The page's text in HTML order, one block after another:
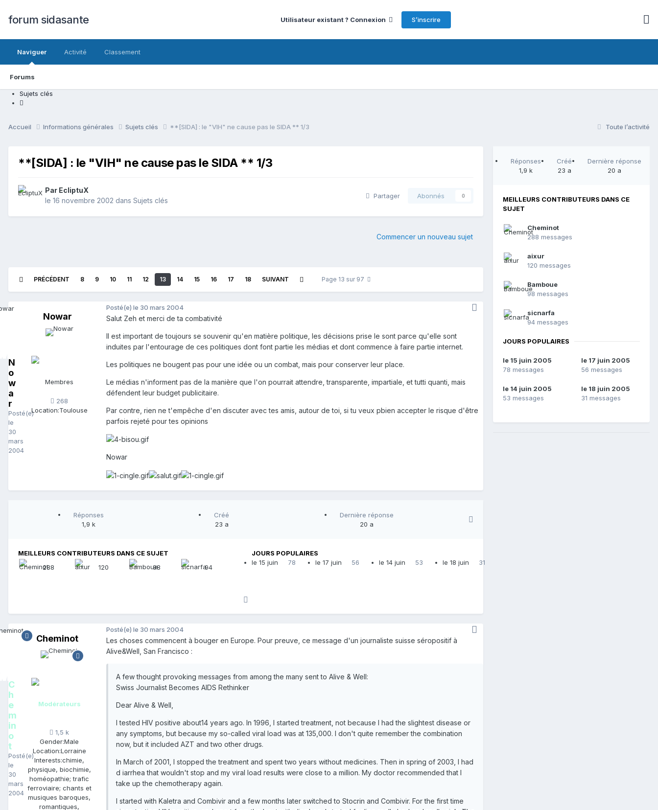
forum sidasante Utilisateur existant ? Connexion S’inscrire
Naviguer
Forums
Activité Classement
Sujets clés
Toute l’activité
Accueil Informations générales Sujets clés **[SIDA] : le "VIH" ne cause pas le SIDA ** 1/3
**[SIDA] : le "VIH" ne cause pas le SIDA ** 1/3
Par EcliptuX
le 16 novembre 2002 dans Sujets clés
Partager Abonnés 0
Commencer un nouveau sujet
PRÉCÉDENT 8 9 10 11 12 13 14 15 16 17 18 SUIVANT Page 13 sur 97
N
o
w
a
r
Posté(e)
le
30
mars
2004
Nowar
Membres
268
Location:Toulouse
Posté(e) le 30 mars 2004
Salut Zeh et merci de ta combativité
Il est important de toujours se souvenir qu'en matière politique, les décisions prise le sont parce qu'elle sont
induites par l'entourage de ces politiques dont font partie les médias et dont commence à faire partie internet.
Les politiques ne bougent pas pour une idée ou un combat, mais pour conserver leur place.
Le médias n'informent pas de la manière que l'on pourrait attendre, transparente, impartiale, et tutti quanti, mais
défendent leur budget publicitaire.
Par contre, rien ne t'empêche d'en discuter avec tes amis, autour de toi, si tu veux pbien accepter le risque d'être
parfois rejeté pour tes opinions
Nowar
Réponses
1,9 k
Créé
23 a
Dernière réponse
20 a
MEILLEURS CONTRIBUTEURS DANS CE SUJET
288
120 98 94
JOURS POPULAIRES
le 15 juin
78 le 17 juin 56 le 14 juin 53 le 18 juin 31
C
h
e
m
in
o
t
Posté(e)
le
30
mars
2004
Cheminot
Modérateurs
1,5 k
Gender:Male
Location:Lorraine
Interests:chimie,
physique, biochimie,
homéopathie; trafic
ferroviaire; chants et
musiques baroques,
romantiques,
Posté(e) le 30 mars 2004
Les choses commencent à bouger en Europe. Pour preuve, ce message d'un journaliste suisse séropositif à
Alive&Well, San Francisco :
A few thought provoking messages from among the many sent to Alive & Well:
Swiss Journalist Becomes AIDS Rethinker
Dear Alive & Well,
I tested HIV positive about14 years ago. In 1996, I started treatment, not because I had the slightest disease or
any symptoms, but because my so-called viral load was at 135,000. I don't quite remember the combination
now, but it included AZT and two other drugs.
In March of 2001, I stopped the treatment and spent two years without medicines. Then in spring of 2003, I had
d iarrhea that wouldn't stop and my viral load results were close to a million. My doctor recommended that I
take up the chemotherapy again.
I started with Kaletra and Combivir and a few months later switched to Stocrin and Combivir. For the first time
Réponses
1,9 k
Créé
23 a
Dernière réponse
20 a
MEILLEURS CONTRIBUTEURS DANS CE
SUJET
Cheminot
288 messages
aixur
120 messages
Bamboue
98 messages
sicnarfa
94 messages
JOURS POPULAIRES
le 15 juin 2005
78 messages
le 17 juin 2005
56 messages
le 14 juin 2005
53 messages
le 18 juin 2005
31 messages